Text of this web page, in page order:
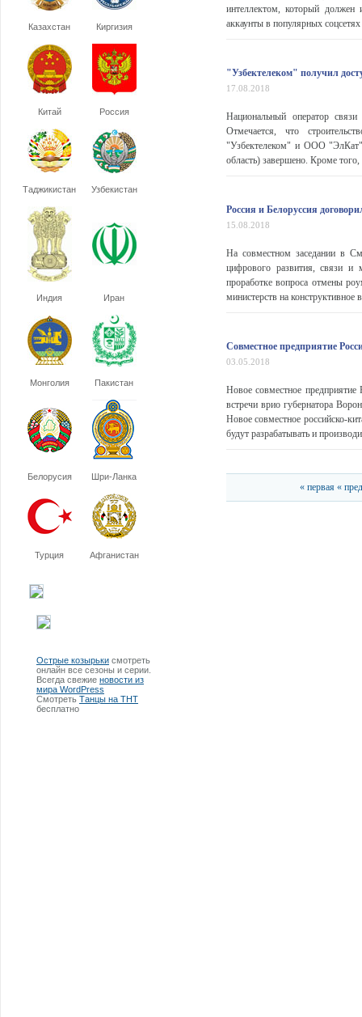
Казахстан Киргизия
Китай Россия
Таджикистан Узбекистан
Индия Иран
Монголия Пакистан
Белорусия Шри-Ланка
Турция Афганистан
Острые козырьки смотреть
онлайн все сезоны и серии.
Всегда свежие новости из
мира WordPress
Смотреть Танцы на ТНТ
бесплатно
интеллектом, который
аккаунты в популярных
"Узбектелеком" получил
17.08.2018
Национальный оператор
Отмечается, что
"Узбектелеком" и ООО "ЭлКат"
область) завершено. Кроме
Россия и Белоруссия
15.08.2018
На совместном заседании в
цифрового развития, связи и
проработке вопроса отмены
министерств на конструктивное
Совместное предприятие
03.05.2018
Новое совместное
встречи врио губернатора
Новое совместное российско-
будут разрабатывать и
« первая «